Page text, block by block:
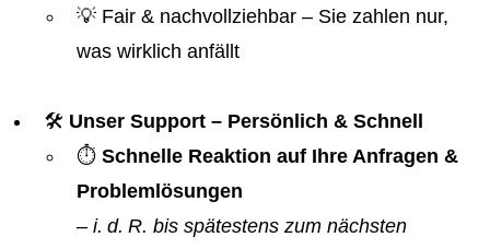
💡 Fair & nachvollziehbar – Sie zahlen nur,
was wirklich anfällt
🛠️ Unser Support – Persönlich & Schnell
⏱️ Schnelle Reaktion auf Ihre Anfragen &
Problemlösungen
– i. d. R. bis spätestens zum nächsten